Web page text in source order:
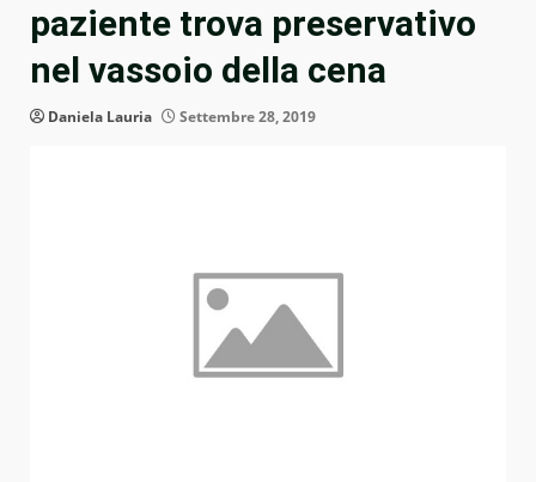
paziente trova preservativo
nel vassoio della cena
Daniela Lauria Settembre 28, 2019